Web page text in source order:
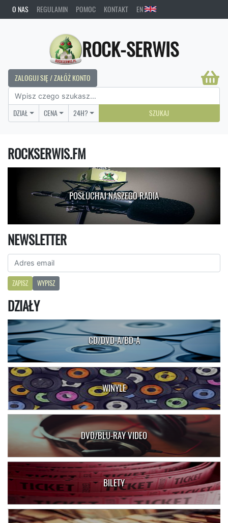
O NAS REGULAMIN POMOC KONTAKT EN
ROCK-SERWIS
ZALOGUJ SIĘ / ZAŁÓŻ KONTO
DZIAŁ CENA 24H? SZUKAJ
ROCKSERWIS.FM
POSŁUCHAJ NASZEGO RADIA
NEWSLETTER
ZAPISZ WYPISZ
DZIAŁY
CD/DVD-A/BD-A
WINYLE
DVD/BLU-RAY VIDEO
BILETY